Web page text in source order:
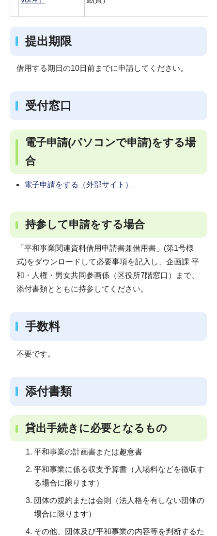
提出期限
借用する期日の10日前までに申請してください。
受付窓口
電子申請(パソコンで申請)をする場
合
電子申請をする（外部サイト）
持参して申請をする場合
「平和事業関連資料借用申請書兼借用書」(第1号様
式)をダウンロードして必要事項を記入し、企画課 平
和・人権・男女共同参画係（区役所7階窓口）まで、
添付書類とともに持参してください。
手数料
不要です。
添付書類
貸出手続きに必要となるもの
平和事業の計画書または趣意書
平和事業に係る収支予算書（入場料などを徴収す
る場合に限ります）
団体の規約または会則（法人格を有しない団体の
場合に限ります）
その他、団体及び平和事業の内容等を判断するた